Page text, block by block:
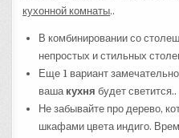
кухонной комнаты..
В комбинировании со
непростых и стильных
Еще 1 вариант
ваша кухня будет светится..
Не забывайте про дерево,
шкафами цвета индиго.